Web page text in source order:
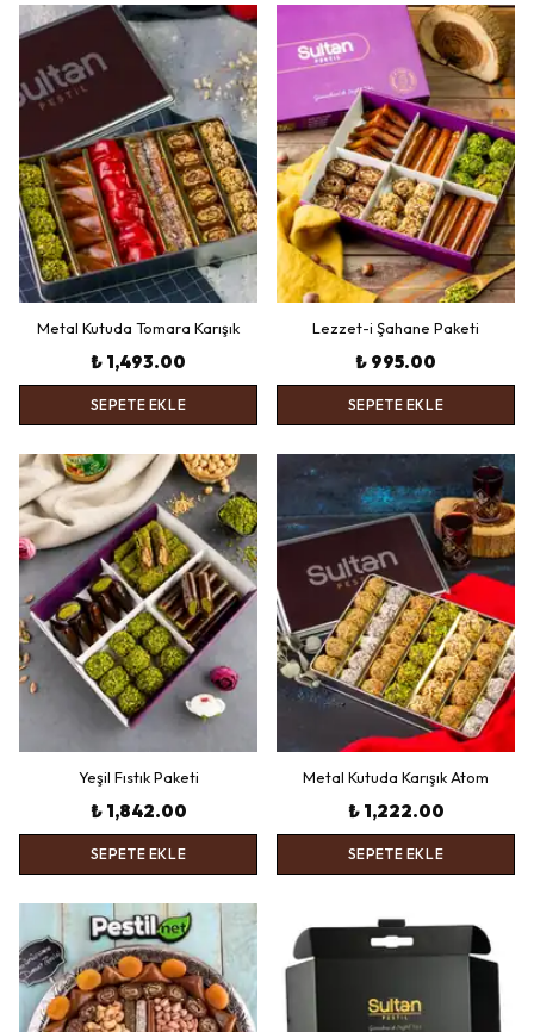
Metal Kutuda Tomara Karışık
₺ 1,493.00
SEPETE EKLE
Lezzet-i Şahane Paketi
₺ 995.00
SEPETE EKLE
Yeşil Fıstık Paketi
₺ 1,842.00
SEPETE EKLE
Metal Kutuda Karışık Atom
₺ 1,222.00
SEPETE EKLE